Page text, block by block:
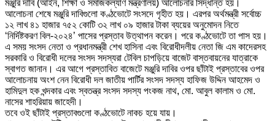
মঞ্জুরি দাবি (আইন, শিক্ষা ও সমাজকল্যাণ মন্ত্রণালয়) আলোচনার সিদ্ধান্ত হয়।
আলোচনা শেষে মঞ্জুরি দাবিগুলো কণ্ঠভোটে সংসদে গৃহীত হয়। এরপর অর্থমন্ত্রী সর্বোচ্চ
১২ লাখ ৪১ হাজার ৭৫২ কোটি ৩২ লাখ ০৯ হাজার টাকা ব্যয়ের অনুমোদন নিতে
‘নির্দিষ্টকরণ বিল-২০২৪’ পাসের প্রস্তাব উত্থাপন করেন। পরে কণ্ঠভোটে তা পাস হয়।
এ সময় সংসদ নেতা ও প্রধানমন্ত্রী শেখ হাসিনা এবং বিরোধীদলীয় নেতা জি এম কাদেরসহ
সরকারি ও বিরোধী দলের সংসদ সদস্যরা টেবিল চাপড়িয়ে বাজেট বাস্তবায়নের যাত্রাকে
স্বাগত জানান। এর আগে প্রস্তাবিত বাজেটে মঞ্জুরি দাবির ওপর ছাঁটাই প্রস্তাবের ওপর
আলোচনায় অংশ নেন বিরোধী দল জাতীয় পার্টির সংসদ সদস্য হাফিজ উদ্দিন আহমেদ ও
হামিদুল হক খন্দকার এবং স্বতন্ত্র সংসদ সদস্য পংকজ নাথ, মো. আবুল কালাম ও মো.
নাসের শাহরিয়ায় জাহেদী।
তবে ওই ছাঁটাই প্রস্তাবগুলো কণ্ঠভোটে নাকচ হয়ে যায়।